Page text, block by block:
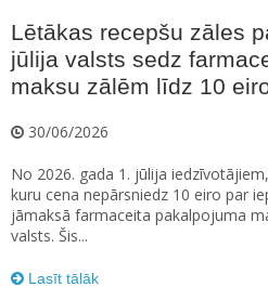
Lētākas recepšu zāles
jūlija valsts sedz
maksu zālēm līdz 10
30/06/2026
No 2026. gada 1. jūlija
kuru cena nepārsniedz 10 eiro par
jāmaksā farmaceita pakalpojuma
valsts. Šis...
Lasīt tālāk